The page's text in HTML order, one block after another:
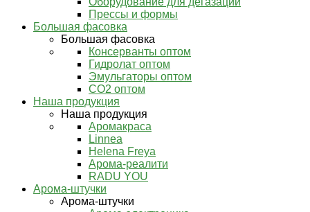
Прессы и формы
Большая фасовка
Большая фасовка
Консерванты оптом
Гидролат оптом
Эмульгаторы оптом
СО2 оптом
Наша продукция
Наша продукция
Аромакраса
Linnea
Helena Freya
Арома-реалити
RADU YOU
Арома-штучки
Арома-штучки